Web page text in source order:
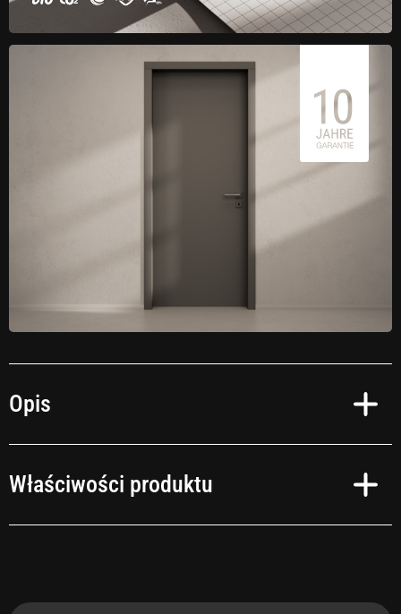
Opis
Niezależnie od tego, czy preferujesz okleinę samoprzylepną imitującą
Właściwości produktu